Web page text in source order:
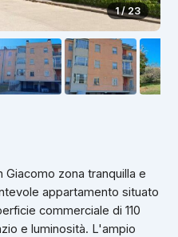
1 / 23
Giacomo zona tranquilla e
appartamento situato
commerciale di 110
e luminosità. L'ampio